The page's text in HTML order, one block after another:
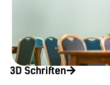
3D Schriften